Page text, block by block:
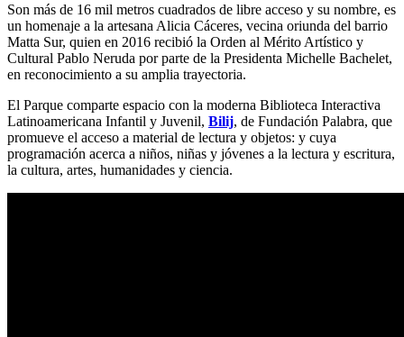
Son más de 16 mil metros cuadrados de libre acceso y su nombre, es
un homenaje a la artesana Alicia Cáceres, vecina oriunda del barrio
Matta Sur, quien en 2016 recibió la Orden al Mérito Artístico y
Cultural Pablo Neruda por parte de la Presidenta Michelle Bachelet,
en reconocimiento a su amplia trayectoria.
El Parque comparte espacio con la moderna Biblioteca Interactiva
Latinoamericana Infantil y Juvenil, Bilij, de Fundación Palabra, que
promueve el acceso a material de lectura y objetos: y cuya
programación acerca a niños, niñas y jóvenes a la lectura y escritura,
la cultura, artes, humanidades y ciencia.